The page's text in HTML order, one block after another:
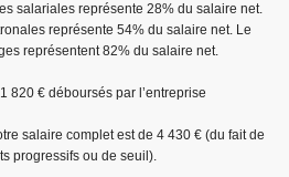
salariales représente 28% du salaire net.
représente 54% du salaire net. Le
représentent 82% du salaire net.
820 € déboursés par l’entreprise
salaire complet est de 4 430 € (du fait de
progressifs ou de seuil).